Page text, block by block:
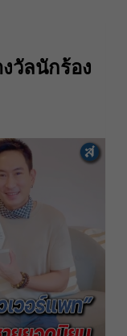
วัลนักร้อง